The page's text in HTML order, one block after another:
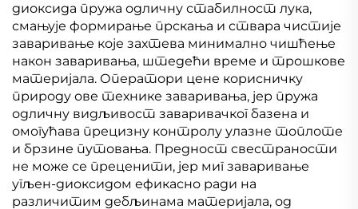
диоксида пружа одличну стабилност лука,
смањује формирање прскања и ствара чистије
заваривање које захтева минимално чишћење
након заваривања, штедећи време и трошкове
материјала. Оператори цене корисничку
природу ове технике заваривања, јер пружа
одличну видљивост заваривачког базена и
омогућава прецизну контролу улазне топлоте
и брзине путовања. Предност свестраности
не може се преценити, јер миг заваривање
угљен-диоксидом ефикасно ради на
различитим дебљинама материјала, од